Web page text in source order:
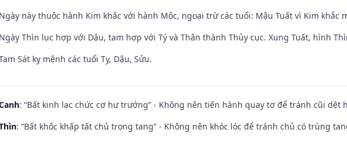
này thuộc hành Kim khắc với hành Mộc, ngoại trừ các tuổi: Mậu Tuất vì Kim khắc
Thìn lục hợp với Dậu, tam hợp với Tý và Thân thành Thủy cục. Xung Tuất, hình
Sát kỵ mệnh các tuổi Tỵ, Dậu, Sửu.
: “Bất kinh lạc chức cơ hư trướng” - Không nên tiến hành quay tơ để tránh cũi dệt
: “Bất khốc khấp tất chủ trọng tang” - Không nên khóc lóc để tránh chủ có trùng